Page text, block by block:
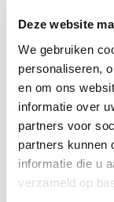
Deze website
We gebruiken
personaliseren,
en om ons
informatie over
partners voor
partners kunnen
informatie die u
verzameld op
6 maart 2019